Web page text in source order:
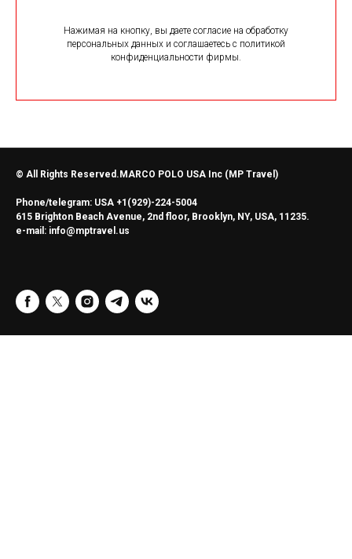
Нажимая на кнопку, вы даете согласие на обработку
персональных данных и соглашаетесь c политикой
конфиденциальности фирмы.
© All Rights Reserved.MARCO POLO USA Inc (MP Travel)
Phone/telegram: USA +1(929)-224-5004
615 Brighton Beach Avenue, 2nd floor, Brooklyn, NY, USA, 11235.
e-mail: info@mptravel.us